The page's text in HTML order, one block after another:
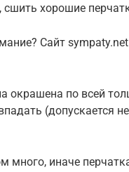
сшить хорошие
Сайт
окрашена по всей
(допускается
иначе